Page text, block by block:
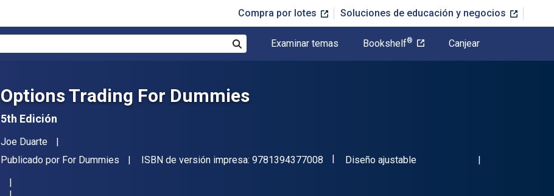
Compra por lotes Soluciones de educación y negocios
Examinar temas Bookshelf® Canjear
Options Trading For Dummies
5th Edición
Autor(es)
Joe Duarte
Editor
Publicado por For Dummies ISBN de versión impresa: 9781394377008 "ISBN-13 9781394377008"
Formato
Diseño ajustable
SKU: